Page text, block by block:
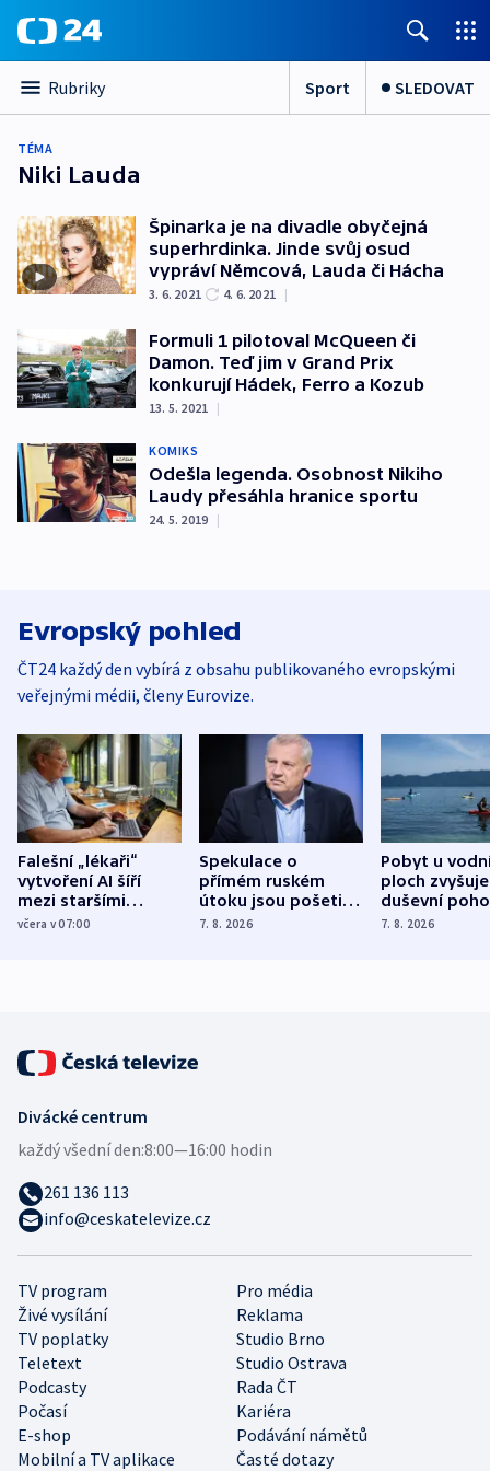
Rubriky Sport SLEDOVAT
TÉMA
Niki Lauda
Špinarka je na divadle obyčejná
superhrdinka. Jinde svůj osud
vypráví Němcová, Lauda či Hácha
3. 6. 2021 4. 6. 2021 |
Formuli 1 pilotoval McQueen či
Damon. Teď jim v Grand Prix
konkurují Hádek, Ferro a Kozub
13. 5. 2021 |
KOMIKS
Odešla legenda. Osobnost Nikiho
Laudy přesáhla hranice sportu
24. 5. 2019 |
Evropský pohled
ČT24 každý den vybírá z obsahu publikovaného evropskými
veřejnými médii, členy Eurovize.
Falešní „lékaři“
vytvoření AI šíří
mezi staršími
Poláky nebezpečné
včera v 07:00
Spekulace o
přímém ruském
útoku jsou pošetilé,
míní estonský
7. 8. 2026
Pobyt u
ploch zvyšuje
duševní
ukázala
7. 8. 2026
TV program
Pro média
Živé vysílání
Reklama
TV poplatky
Studio Brno
Teletext
Studio Ostrava
Podcasty
Rada ČT
Počasí
Kariéra
E-shop
Podávání námětů
Mobilní a TV aplikace
Časté dotazy
Divácké centrum
každý všední den:8:00—16:00 hodin
261 136 113
info@ceskatelevize.cz